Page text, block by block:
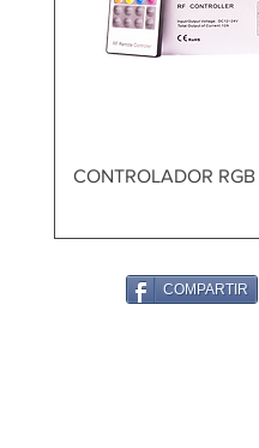
CONTROLADOR RGB
COMPARTIR